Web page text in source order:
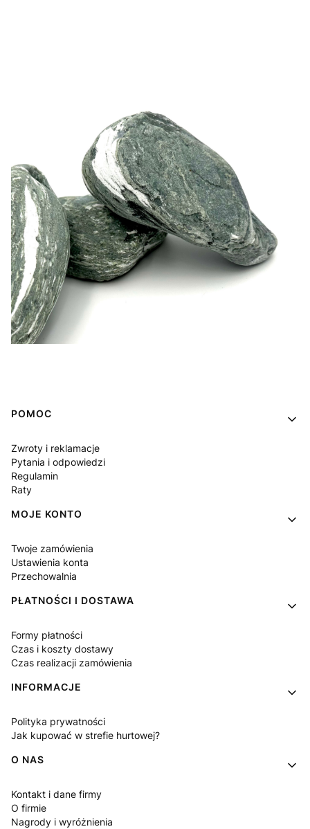
Linki w stopce
POMOC
Zwroty i reklamacje
Pytania i odpowiedzi
Regulamin
Raty
MOJE KONTO
Twoje zamówienia
Ustawienia konta
Przechowalnia
PŁATNOŚCI I DOSTAWA
Formy płatności
Czas i koszty dostawy
Czas realizacji zamówienia
INFORMACJE
Polityka prywatności
Jak kupować w strefie hurtowej?
O NAS
Kontakt i dane firmy
O firmie
Nagrody i wyróżnienia